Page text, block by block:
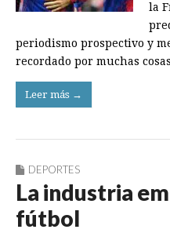
la
periodismo prospectivo y
recordado por muchas
Leer más →
DEPORTES
La industria
fútbol